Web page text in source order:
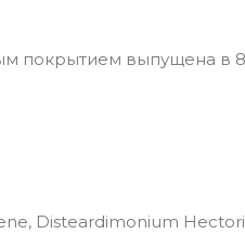
покрытием выпущена в
Disteardimonium